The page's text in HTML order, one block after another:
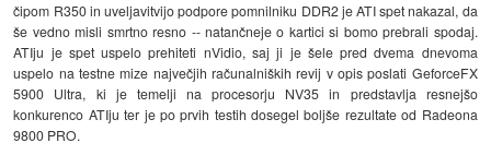
čipom R350 in uveljavitvijo podpore pomnilniku DDR2 je ATI spet nakazal, da
še vedno misli smrtno resno -- natančneje o kartici si bomo prebrali spodaj.
ATIju je spet uspelo prehiteti nVidio, saj ji je šele pred dvema dnevoma
uspelo na testne mize največjih računalniških revij v opis poslati GeforceFX
5900 Ultra, ki je temelji na procesorju NV35 in predstavlja resnejšo
konkurenco ATIju ter je po prvih testih dosegel boljše rezultate od Radeona
9800 PRO.